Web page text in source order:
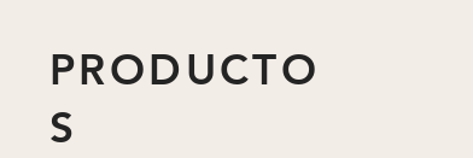
PRODUCTO
S